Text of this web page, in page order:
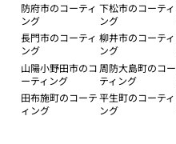
防府市のコーティ
ング
下松市のコーティ
ング
長門市のコーティ
ング
柳井市のコーティ
ング
山陽小野田市のコ
ーティング
周防大島町のコー
ティング
田布施町のコーテ
ィング
平生町のコーティ
ング